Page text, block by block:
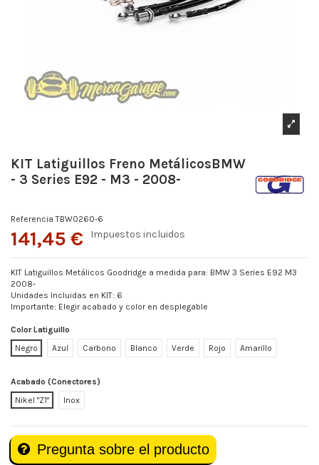
KIT Latiguillos Freno MetálicosBMW
- 3 Series E92 - M3 - 2008-
Referencia TBW0260-6
141,45 € Impuestos incluidos
KIT Latiguillos Metálicos Goodridge a medida para: BMW 3 Series E92 M3
2008-
Unidades Incluidas en KIT: 6
Importante: Elegir acabado y color en desplegable
Color Latiguillo
Negro
Azul Carbono Blanco Verde Rojo Amarillo
Acabado (Conectores)
Nikel "Z1"
Inox
Pregunta sobre el producto